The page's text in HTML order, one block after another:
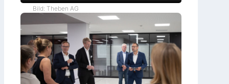
Bild: Theben AG